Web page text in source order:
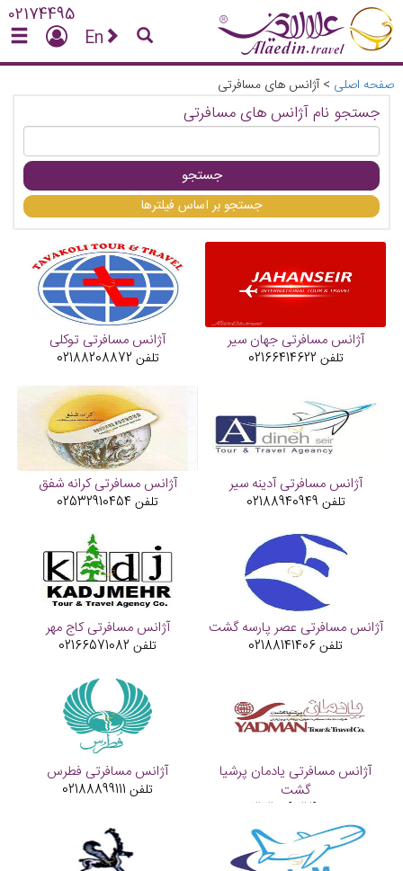
02174495
En
صفحه اصلی > آژانس های مسافرتی
جستجو نام آژانس های مسافرتی
جستجو
جستجو بر اساس فیلترها
آژانس مسافرتی جهان سیر
تلفن 02166414622
آژانس مسافرتی توکلی
تلفن 02188208872
آژانس مسافرتی آدینه سیر
تلفن 02188940949
آژانس مسافرتی کرانه شفق
تلفن 02532910454
آژانس مسافرتی عصر پارسه گشت
تلفن02188141406
آژانس مسافرتی کاج مهر
تلفن 02166571082
آژانس مسافرتی یادمان پرشیا
گشت
03136691279
آژانس مسافرتی فطرس
تلفن 02188899111